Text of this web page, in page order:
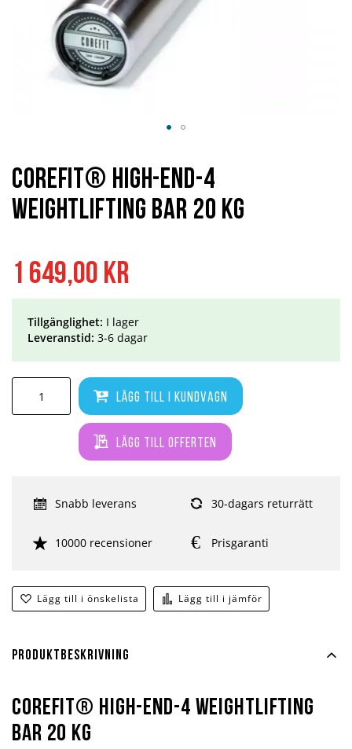
1 649,00 kr
Lägg till i kundvagn
Lägg till offerten
Lägg till i önskelista Lägg till i jämför
Tillgänglighet: I lager
Leveranstid: 3-6 dagar
Snabb leverans 30-dagars returrätt
10000 recensioner Prisgaranti
Corefit® High-End-4
Weightlifting Bar 20 kg
början
av
bildgalleriet
Produktbeskrivning
Corefit® High-End-4 Weightlifting
Bar 20 kg